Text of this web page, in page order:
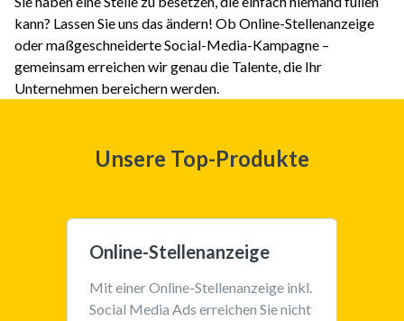
kann? Lassen Sie uns das ändern! Ob Online-Stellenanzeige
oder maßgeschneiderte Social-Media-Kampagne –
gemeinsam erreichen wir genau die Talente, die Ihr
Unternehmen bereichern werden.
Unsere Top-Produkte
Online-Stellenanzeige
Mit einer Online-Stellenanzeige inkl.
Social Media Ads erreichen Sie nicht